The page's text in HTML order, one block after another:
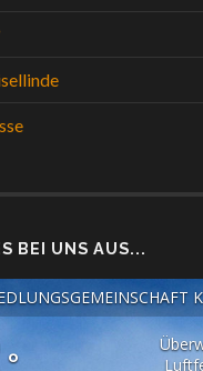
BEI UNS AUS...
°